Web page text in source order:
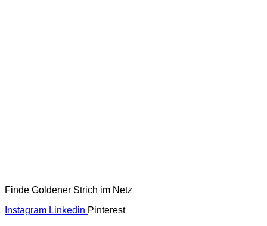
Finde Goldener Strich im Netz
Instagram Linkedin Pinterest